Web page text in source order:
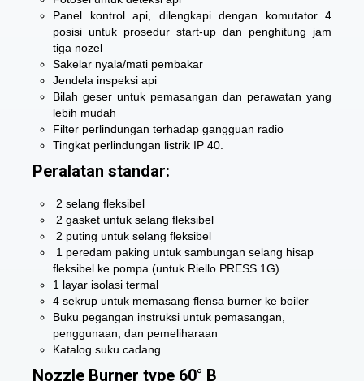
Panel kontrol api, dilengkapi dengan komutator 4
posisi untuk prosedur start-up dan penghitung jam
tiga nozel
Sakelar nyala/mati pembakar
Jendela inspeksi api
Bilah geser untuk pemasangan dan perawatan yang
lebih mudah
Filter perlindungan terhadap gangguan radio
Tingkat perlindungan listrik IP 40.
Peralatan standar:
2 selang fleksibel
2 gasket untuk selang fleksibel
2 puting untuk selang fleksibel
1 peredam paking untuk sambungan selang hisap
fleksibel ke pompa (untuk Riello PRESS 1G)
1 layar isolasi termal
4 sekrup untuk memasang flensa burner ke boiler
Buku pegangan instruksi untuk pemasangan,
penggunaan, dan pemeliharaan
Katalog suku cadang
Nozzle Burner type 60° B